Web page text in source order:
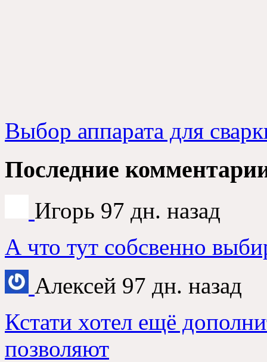
Выбор аппарата для
Последние
Игорь 97 дн. назад
А что тут собсвенно
Алексей 97 дн. назад
Кстати хотел ещё
позволяют